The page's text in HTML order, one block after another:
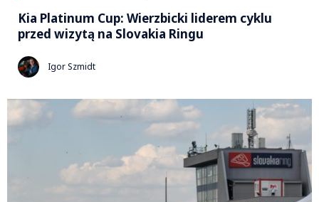
Kia Platinum Cup: Wierzbicki liderem cyklu
przed wizytą na Slovakia Ringu
Igor Szmidt